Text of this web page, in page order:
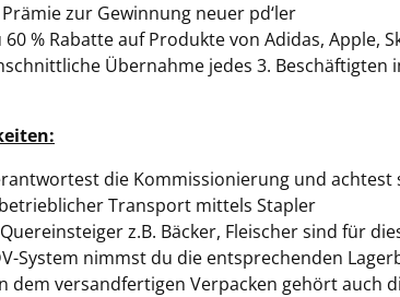
Prämie zur Gewinnung neuer pd‘ler
60 % Rabatte auf Produkte von Adidas, Apple,
Übernahme jedes 3. Beschäftigten
die Kommissionierung und
Transport mittels Stapler
z.B. Bäcker, Fleischer sind für
System nimmst du die entsprechenden
dem versandfertigen Verpacken gehört auch